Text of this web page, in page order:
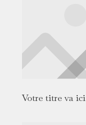
Votre titre va ici